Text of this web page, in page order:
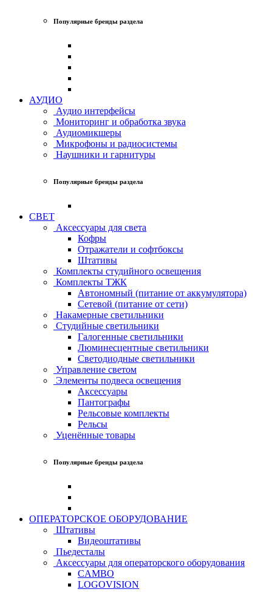
Популярные бренды раздела
АУДИО
Аудио интерфейсы
Мониторинг и обработка звука
Аудиомикшеры
Микрофоны и радиосистемы
Наушники и гарнитуры
Популярные бренды раздела
СВЕТ
Аксессуары для света
Кофры
Отражатели и софтбоксы
Штативы
Комплекты студийного освещения
Комплекты ТЖК
Автономный (питание от аккумулятора)
Сетевой (питание от сети)
Накамерные светильники
Студийные светильники
Галогенные светильники
Люминесцентные светильники
Светодиодные светильники
Управление светом
Элементы подвеса освещения
Аксессуары
Пантографы
Рельсовые комплекты
Рельсы
Уценённые товары
Популярные бренды раздела
ОПЕРАТОРСКОЕ ОБОРУДОВАНИЕ
Штативы
Видеоштативы
Пьедесталы
Аксессуары для операторского оборудования
CAMBO
LOGOVISION